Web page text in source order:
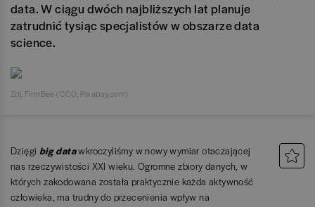
data. W ciągu dwóch najbliższych lat planuje
zatrudnić tysiąc specjalistów w obszarze data
science.
Zdj. FirmBee (CC0; Pixabay.com)
Dzięgi big datawkroczyliśmy w nowy wymiar otaczającej
nas rzeczywistości XXI wieku. Ogromne zbiory danych, w
których zakodowana została praktycznie każda aktywność
człowieka, ma trudny do przecenienia wpływ na